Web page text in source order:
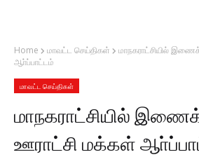
Home மாவட்ட செய்திகள்
மாநகராட்சியில்
ஆா்ப்பாட்டம்
மாவட்ட செய்திகள்
மாநகராட்சியில்
ஊராட்சி மக்கள்